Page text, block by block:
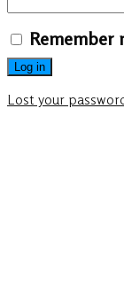
Remember
Log in
Lost your